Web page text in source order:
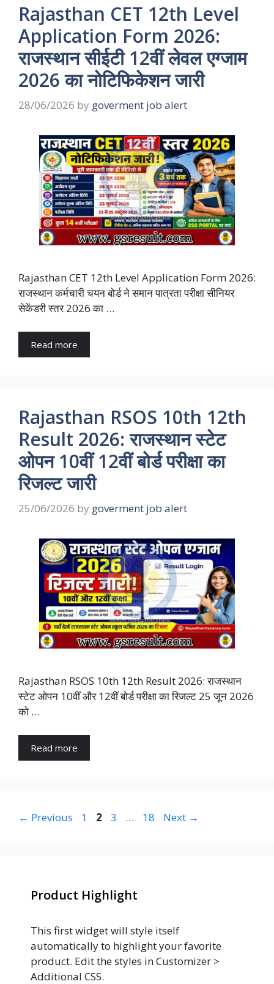
Rajasthan CET 12th Level
Application Form 2026:
राजस्थान सीईटी 12वीं लेवल एग्जाम
2026 का नोटिफिकेशन जारी
28/06/2026 by goverment job alert
Rajasthan CET 12th Level Application Form 2026:
राजस्थान कर्मचारी चयन बोर्ड ने समान पात्रता परीक्षा सीनियर
सेकेंडरी स्तर 2026 का …
Read more
Rajasthan RSOS 10th 12th
Result 2026: राजस्थान स्टेट
ओपन 10वीं 12वीं बोर्ड परीक्षा का
रिजल्ट जारी
25/06/2026 by goverment job alert
Rajasthan RSOS 10th 12th Result 2026: राजस्थान
स्टेट ओपन 10वीं और 12वीं बोर्ड परीक्षा का रिजल्ट 25 जून 2026
को …
Read more
← Previous Page
1 Page
2 Page
3 … Page
18 Next →
Product Highlight
This first widget will style itself
automatically to highlight your favorite
product. Edit the styles in Customizer >
Additional CSS.